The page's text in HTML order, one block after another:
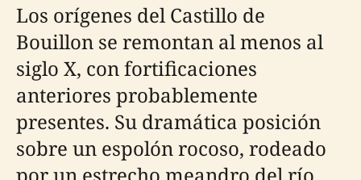
Los orígenes del Castillo de
Bouillon se remontan al menos al
siglo X, con fortificaciones
anteriores probablemente
presentes. Su dramática posición
sobre un espolón rocoso, rodeado
por un estrecho meandro del río